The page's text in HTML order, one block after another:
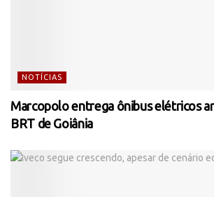
NOTÍCIAS
Marcopolo entrega ônibus elétricos
BRT de Goiânia